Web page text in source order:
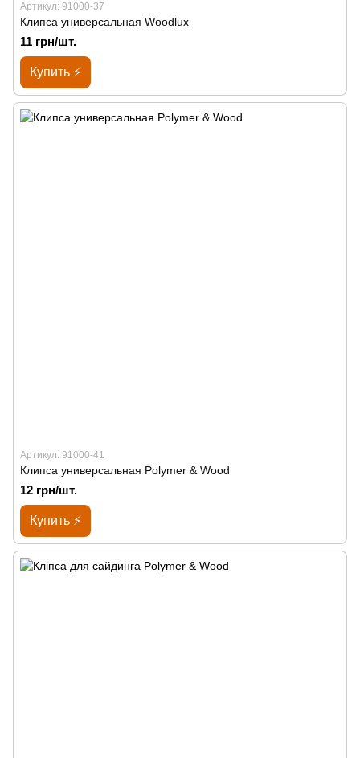
Артикул: 91000-37
Клипса универсальная Woodlux
11 грн/шт.
Купить ⚡
Артикул: 91000-41
Клипса универсальная Polymer & Wood
12 грн/шт.
Купить ⚡